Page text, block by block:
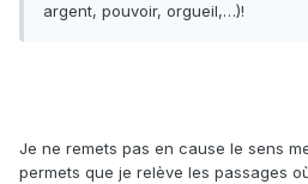
argent, pouvoir, orgueil,…)!
Je ne remets pas en cause le sens
permets que je relève les passages